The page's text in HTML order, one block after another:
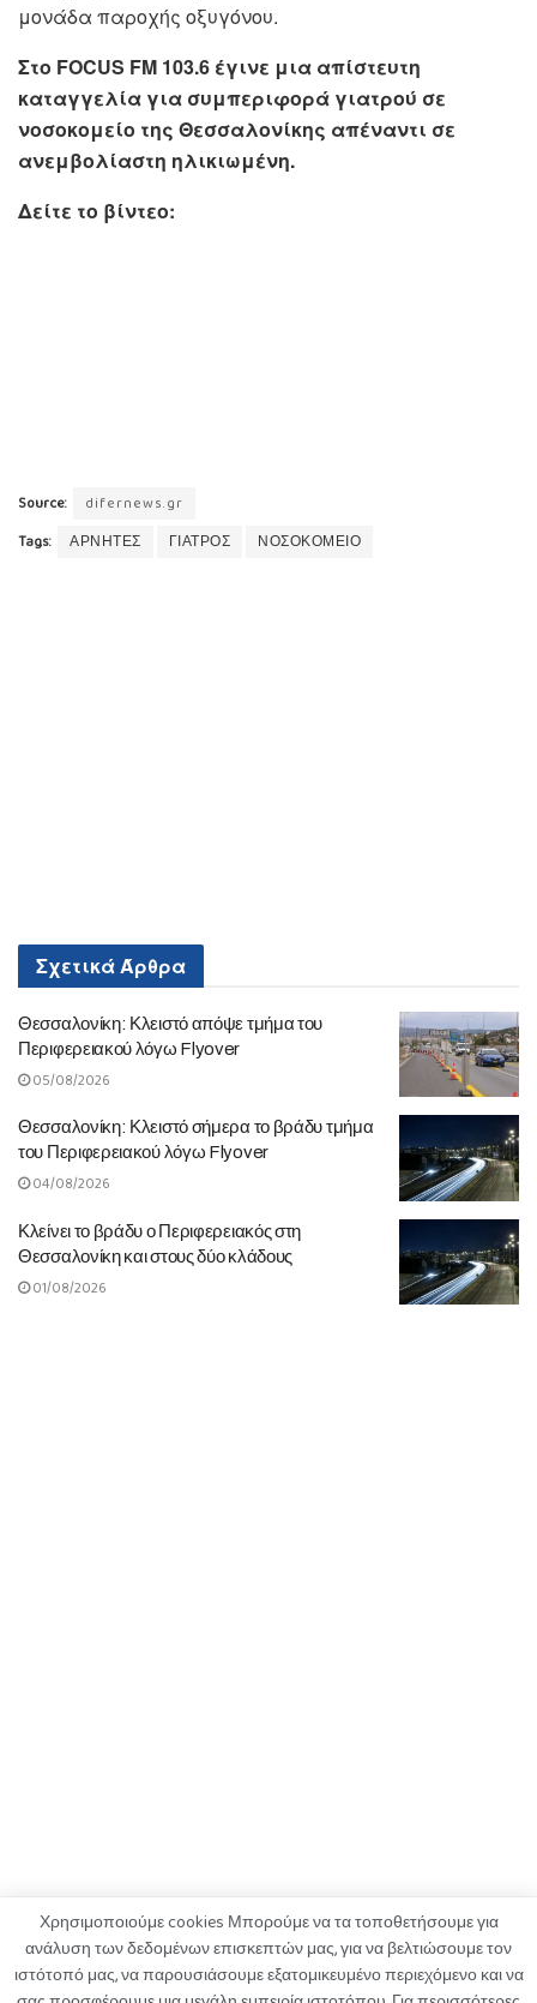
μονάδα παροχής οξυγόνου.
Στο FOCUS FM 103.6 έγινε μια απίστευτη
καταγγελία για συμπεριφορά γιατρού σε
νοσοκομείο της Θεσσαλονίκης απέναντι σε
ανεμβολίαστη ηλικιωμένη.
Δείτε το βίντεο:
Source:
difernews.gr
Tags:
ΑΡΝΗΤΕΣ ΓΙΑΤΡΟΣ ΝΟΣΟΚΟΜΕΙΟ
Σχετικά Άρθρα
Θεσσαλονίκη: Κλειστό απόψε τμήμα του
Περιφερειακού λόγω Flyover
05/08/2026
Θεσσαλονίκη: Κλειστό σήμερα το βράδυ τμήμα
του Περιφερειακού λόγω Flyover
04/08/2026
Κλείνει το βράδυ ο Περιφερειακός στη
Θεσσαλονίκη και στους δύο κλάδους
01/08/2026
ΟΡΟΙ ΧΡΗΣΗΣ ΠΟΛΙΤΙΚΗ ΑΠΟΡΡΗΤΟΥ
ΔΙΑΦΗΜΙΣΗ
Χρησιμοποιούμε cookies Μπορούμε να τα τοποθετήσουμε για
ανάλυση των δεδομένων επισκεπτών μας, για να βελτιώσουμε τον
ιστότοπό μας, να παρουσιάσουμε εξατομικευμένο περιεχόμενο και να